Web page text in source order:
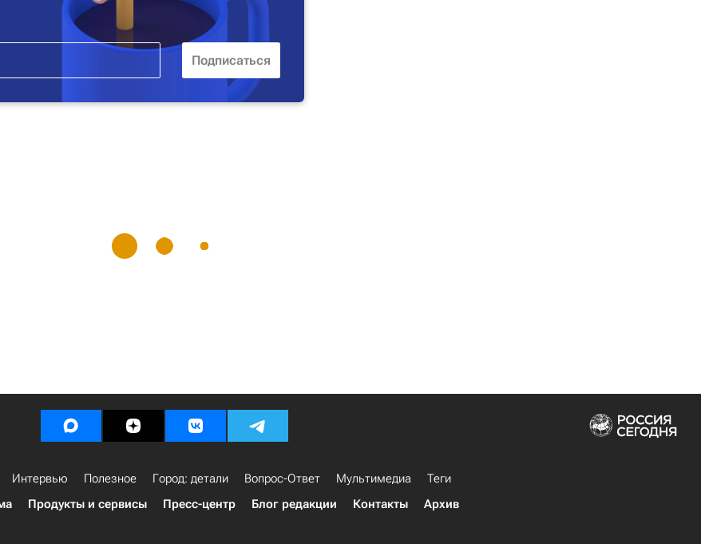
Интервью Полезное Город: детали Вопрос-Ответ Мультимедиа
Теги
Продукты и сервисы Пресс-центр Блог редакции Контакты Архив